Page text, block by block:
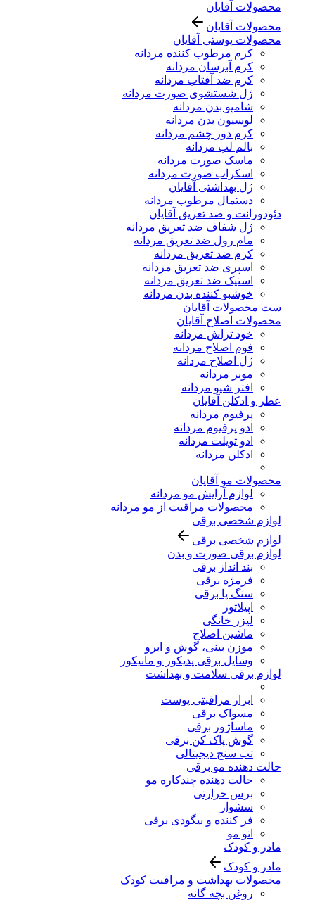
محصولات آقایان
محصولات آقایان
محصولات پوستی آقایان
کرم مرطوب کننده مردانه
کرم آبرسان مردانه
کرم ضد آفتاب مردانه
ژل شستشوی صورت مردانه
شامپو بدن مردانه
لوسیون بدن مردانه
کرم دور چشم مردانه
بالم لب مردانه
ماسک صورت مردانه
اسکراب صورت مردانه
ژل بهداشتی آقایان
دستمال مرطوب مردانه
دئودورانت و ضد تعریق آقایان
ژل شفاف ضد تعریق مردانه
مام رول ضد تعریق مردانه
کرم ضد تعریق مردانه
اسپری ضد تعریق مردانه
استیک ضد تعریق مردانه
خوشبو کننده بدن مردانه
ست محصولات آقایان
محصولات اصلاح آقایان
خود تراش مردانه
فوم اصلاح مردانه
ژل اصلاح مردانه
موبر مردانه
افتر شیو مردانه
عطر و ادکلن آقایان
پرفیوم مردانه
ادو پرفیوم مردانه
ادو تویلت مردانه
ادکلن مردانه
محصولات مو آقایان
لوازم آرایش مو مردانه
محصولات مراقبت از مو مردانه
لوازم شخصی برقی
لوازم شخصی برقی
لوازم برقی صورت و بدن
بند انداز برقی
فرمژه برقی
سنگ پا برقی
اپیلاتور
لیزر خانگی
ماشین اصلاح
موزن بینی، گوش و ابرو
وسایل برقی پدیکور و مانیکور
لوازم برقی سلامت و بهداشت
ابزار مراقبتی پوست
مسواک برقی
ماساژور برقی
گوش پاک کن برقی
تب سنج دیجیتالی
حالت دهنده مو برقی
حالت دهنده چندکاره مو
برس حرارتی
سشوار
فر کننده و بیگودی برقی
اتو مو
مادر و کودک
مادر و کودک
محصولات بهداشت و مراقبت کودک
روغن بچه گانه